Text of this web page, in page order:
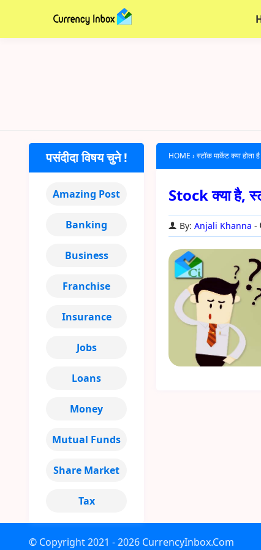
HOME ›स्टॉक मार्केट क्या होता है
Stock क्या है,
By:Anjali Khanna
पसंदीदा विषय चुने !
Amazing Post
Banking
Business
Franchise
Insurance
Jobs
Loans
Money
Mutual Funds
Share Market
Tax
© Copyright2021 - 2026 CurrencyInbox.Com